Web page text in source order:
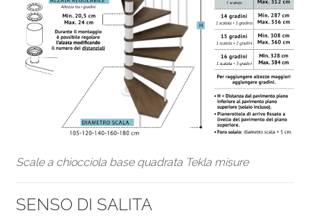
Scale a chiocciola base quadrata Tekla misure
SENSO DI SALITA